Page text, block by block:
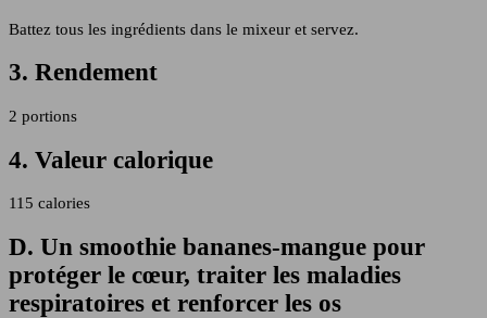
Battez tous les ingrédients dans le mixeur et servez.
3. Rendement
2 portions
4. Valeur calorique
115 calories
D. Un smoothie bananes-mangue pour
protéger le cœur, traiter les maladies
respiratoires et renforcer les os